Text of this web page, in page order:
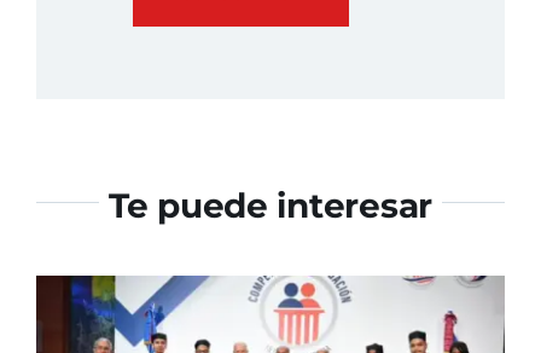
Te puede interesar